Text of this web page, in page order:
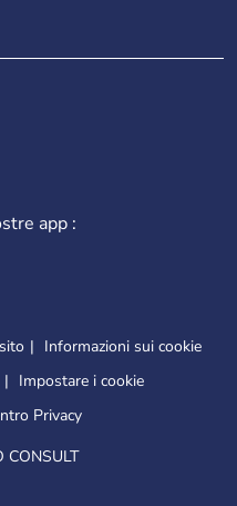
app :
Informazioni sui cookie
Impostare i cookie
Privacy
CONSULT